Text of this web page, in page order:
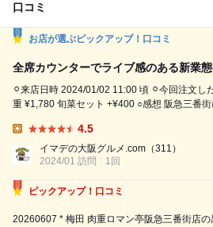
口コミ
お店が選ぶピックアップ！口コミ
全席カウンターでライブ感のある新業
⚪︎来店日時 2024/01/02 11:00 頃 ⚪︎今回注文した商品 黒毛和牛 上 白焼き
重 ¥1,780 旬菜セット +¥400 ○感想 阪急三番街に新しくオープンした
違って 全席カウンター席で 目の前で焼かれるお肉を香りや音、 視覚から
堪能できるライブ感あるお店 定番のビ
4.5
イマデの大阪グルメ.com （311）
2024/01 訪問
1回
ピックアップ！口コミ
20260607 * 梅田 肉重ロマン亭阪急三番街店の黒毛和牛ビフテキ重 * 休日